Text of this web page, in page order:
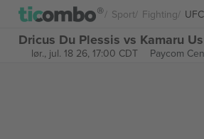
Sport Fighting UFC
Dricus Du Plessis vs Kamaru
lør., jul. 18 26, 17:00 CDT Paycom